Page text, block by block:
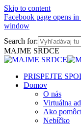
Skip to content
Facebook page opens
window
Search for:
MAJME SRDCE
PRISPEJTE
Domov
O nás
Virtuálna
Ako
Nebíčko